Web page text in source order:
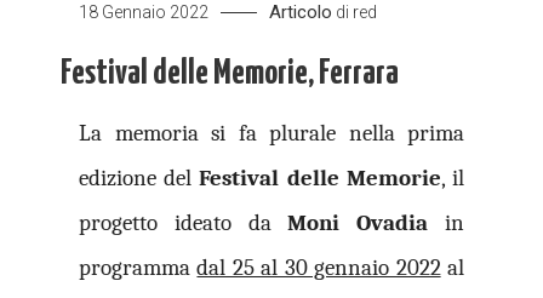
18 Gennaio 2022 Articolo di red
Festival delle Memorie, Ferrara
La memoria si fa plurale nella prima
edizione delFestival delle Memorie, il
progetto ideato daMoni Ovadia in
programmadal 25 al 30 gennaio 2022al